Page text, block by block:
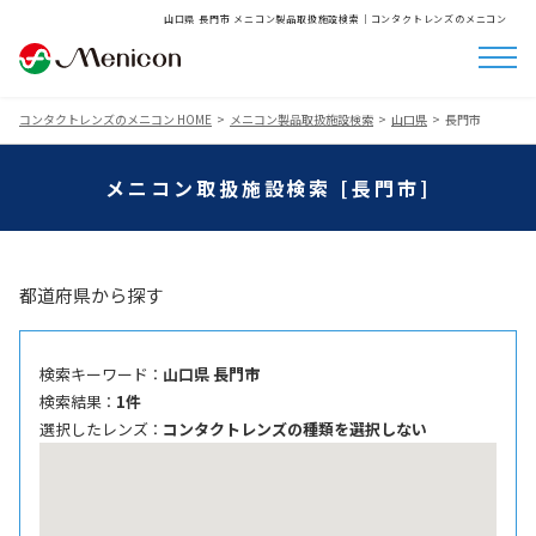
山口県 長門市 メニコン製品取扱施設検索│コンタクトレンズのメニコン
コンタクトレンズのメニコン HOME メニコン製品取扱施設検索 山口県 長門市
メニコン取扱施設検索 [長門市]
都道府県から探す
検索キーワード ： 山口県 長門市
検索結果 ： 1件
選択したレンズ ： コンタクトレンズの種類を選択しない